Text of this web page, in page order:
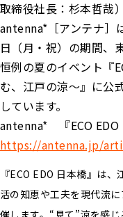
取締役社長：杉本哲哉
antenna*［アンテナ］
日（月・祝）の期間、
恒例の夏のイベント『
む、江戸の涼～』に公
しています。
antenna* 『ECO EDO
https://antenna.jp/
『ECO EDO 日本橋』は
活の知恵や工夫を現代流